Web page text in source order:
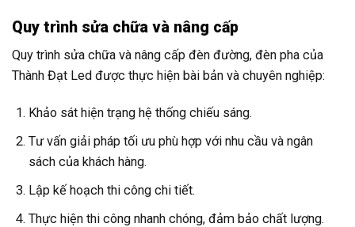
Quy trình sửa chữa và nâng cấp
Quy trình sửa chữa và nâng cấp đèn đường, đèn pha của
Thành Đạt Led được thực hiện bài bản và chuyên nghiệp:
Khảo sát hiện trạng hệ thống chiếu sáng.
Tư vấn giải pháp tối ưu phù hợp với nhu cầu và ngân
sách của khách hàng.
Lập kế hoạch thi công chi tiết.
Thực hiện thi công nhanh chóng, đảm bảo chất lượng.